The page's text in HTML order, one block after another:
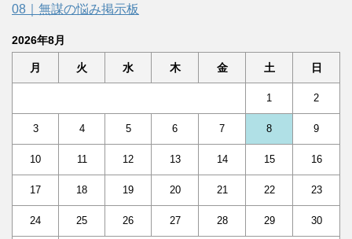
08｜無謀の悩み掲示板
2026年8月
月 火 水 木 金 土 日
1 2
3 4 5 6 7 8 9
10 11 12 13 14 15 16
17 18 19 20 21 22 23
24 25 26 27 28 29 30